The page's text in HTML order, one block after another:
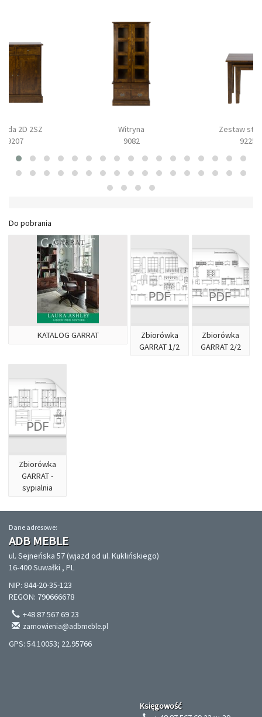
2D 2SZ
9207
Witryna
9082
Zestaw
9225
Do pobrania
KATALOG GARRAT
Zbiorówka
GARRAT 1/2
Zbiorówka
GARRAT 2/2
Zbiorówka
GARRAT -
sypialnia
Dane adresowe:
ADB MEBLE
ul. Sejneńska 57 (wjazd od ul. Kuklińskiego)
16-400 Suwałki , PL
NIP: 844-20-35-123
REGON: 790666678
+48 87 567 69 23
zamowienia@adbmeble.pl
GPS: 54.10053; 22.95766
Księgowość